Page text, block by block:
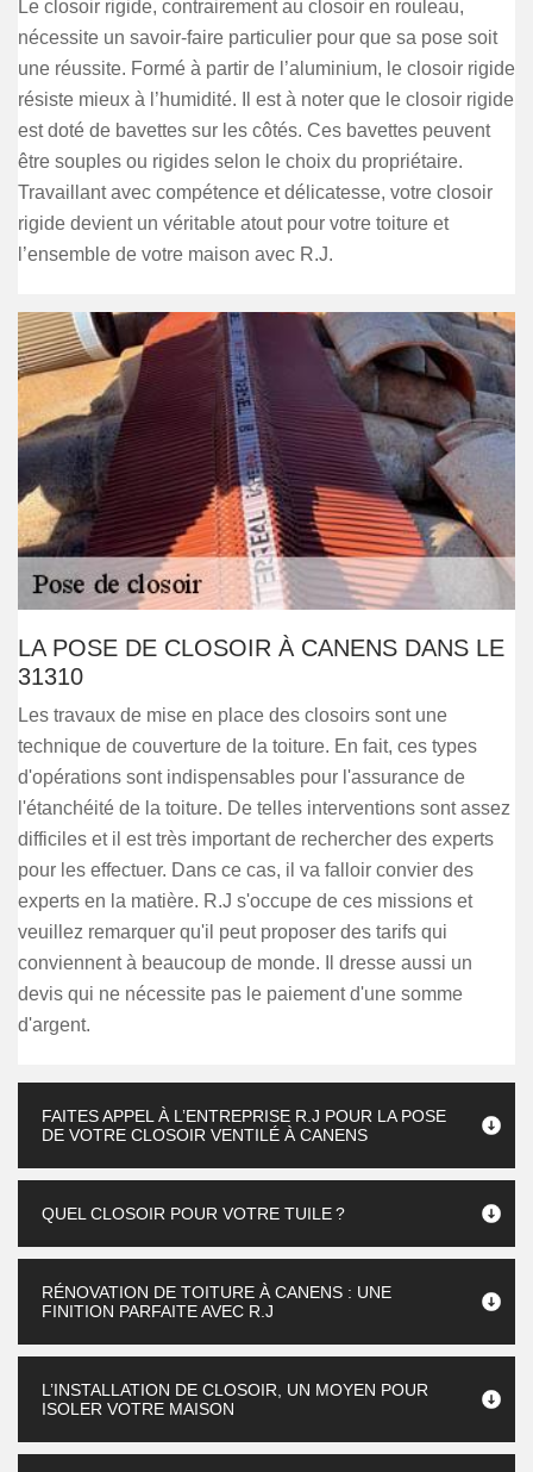
Le closoir rigide, contrairement au closoir en rouleau,
nécessite un savoir-faire particulier pour que sa pose soit
une réussite. Formé à partir de l’aluminium, le closoir rigide
résiste mieux à l’humidité. Il est à noter que le closoir rigide
est doté de bavettes sur les côtés. Ces bavettes peuvent
être souples ou rigides selon le choix du propriétaire.
Travaillant avec compétence et délicatesse, votre closoir
rigide devient un véritable atout pour votre toiture et
l’ensemble de votre maison avec R.J.
LA POSE DE CLOSOIR À CANENS DANS LE
31310
Les travaux de mise en place des closoirs sont une
technique de couverture de la toiture. En fait, ces types
d'opérations sont indispensables pour l'assurance de
l'étanchéité de la toiture. De telles interventions sont assez
difficiles et il est très important de rechercher des experts
pour les effectuer. Dans ce cas, il va falloir convier des
experts en la matière. R.J s'occupe de ces missions et
veuillez remarquer qu'il peut proposer des tarifs qui
conviennent à beaucoup de monde. Il dresse aussi un
devis qui ne nécessite pas le paiement d'une somme
d'argent.
FAITES APPEL À L’ENTREPRISE R.J POUR LA POSE
DE VOTRE CLOSOIR VENTILÉ À CANENS
QUEL CLOSOIR POUR VOTRE TUILE ?
RÉNOVATION DE TOITURE À CANENS : UNE
FINITION PARFAITE AVEC R.J
L’INSTALLATION DE CLOSOIR, UN MOYEN POUR
ISOLER VOTRE MAISON